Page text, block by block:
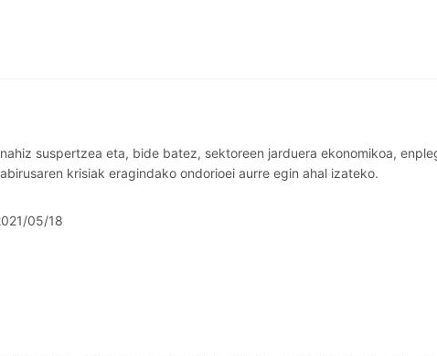
suspertzea eta, bide batez, sektoreen jarduera ekonomikoa,
krisiak eragindako ondorioei aurre egin ahal izateko.
05/18